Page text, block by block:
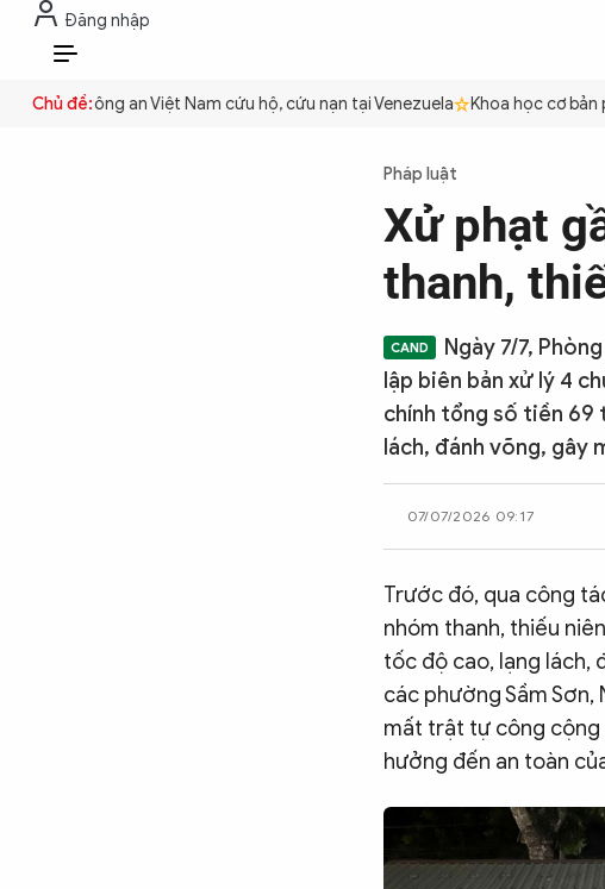
Đăng nhập
VI
Chủ đề:Công an Việt Nam cứu hộ, cứu nạn tại Venezuela Khoa học cơ bản
Pháp luật
Xử phạt
thanh,
Ngày 7/7,
lập biên bản xử lý 4
chính tổng số tiền 69
lách, đánh võng,
07/07/2026 09:17
Trước đó, qua công
nhóm thanh, thiếu
tốc độ cao, lạng lách,
các phường Sầm Sơn,
mất trật tự công cộng
hưởng đến an toàn